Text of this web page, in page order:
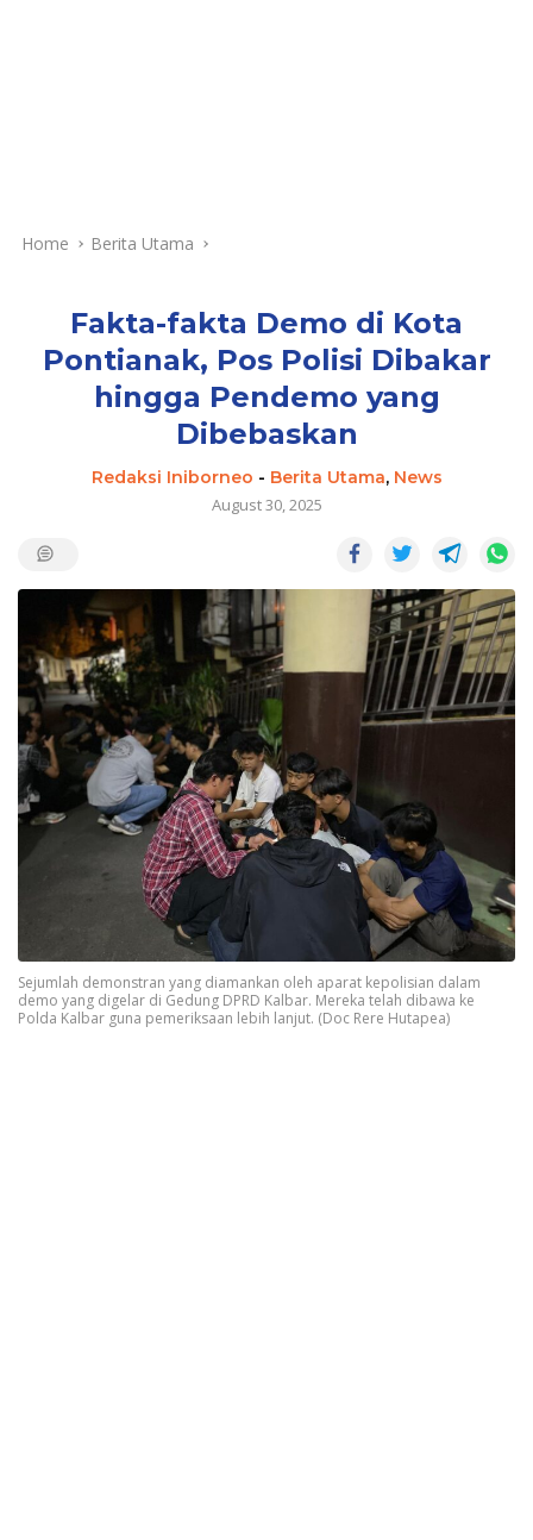
Home Berita Utama
Fakta-fakta Demo di Kota
Pontianak, Pos Polisi Dibakar
hingga Pendemo yang
Dibebaskan
Redaksi Iniborneo - Berita Utama, News
August 30, 2025
Sejumlah demonstran yang diamankan oleh aparat kepolisian dalam
demo yang digelar di Gedung DPRD Kalbar. Mereka telah dibawa ke
Polda Kalbar guna pemeriksaan lebih lanjut. (Doc Rere Hutapea)